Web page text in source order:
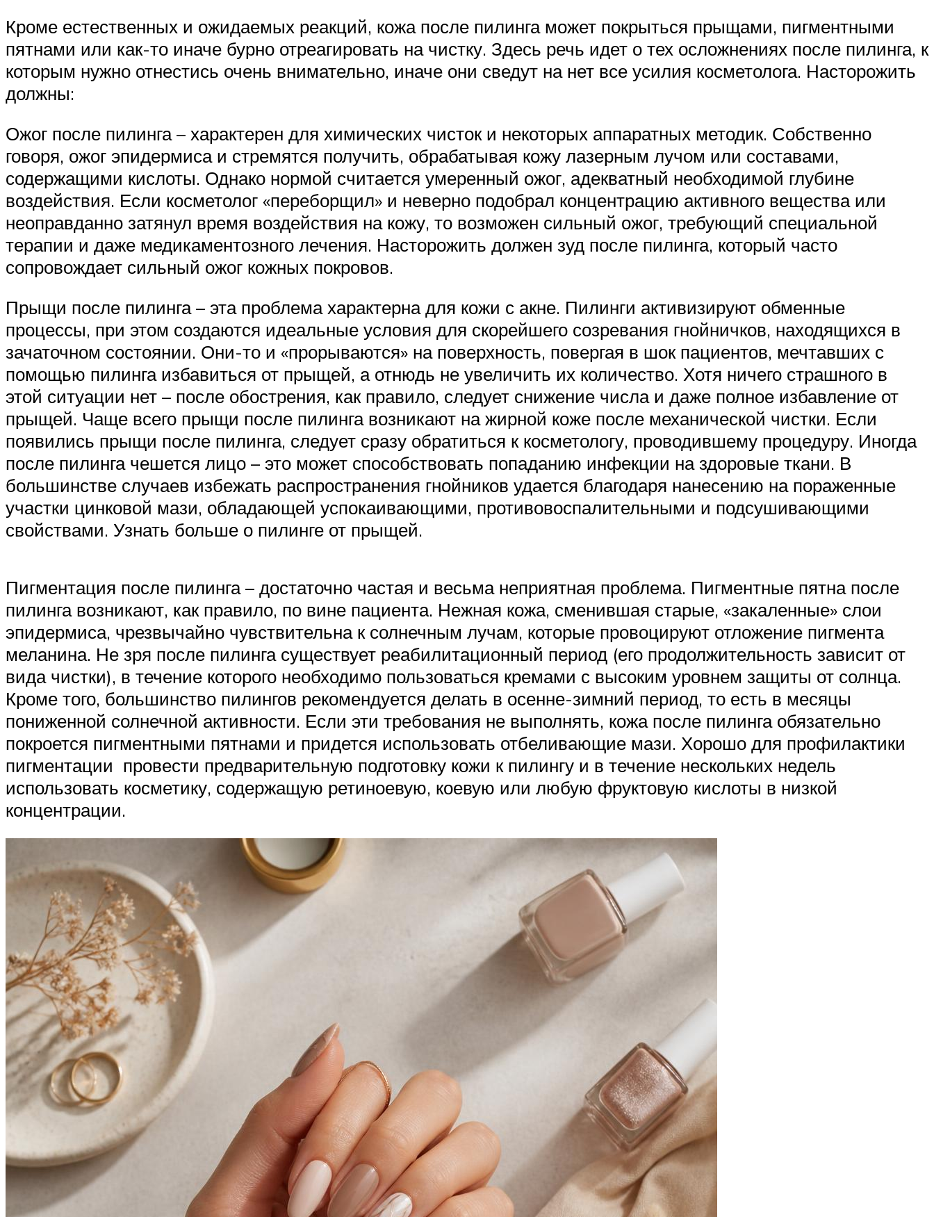
Кроме естественных и ожидаемых реакций, кожа после пилинга может покрыться прыщами, пигментными
пятнами или как-то иначе бурно отреагировать на чистку. Здесь речь идет о тех осложнениях после пилинга, к
которым нужно отнестись очень внимательно, иначе они сведут на нет все усилия косметолога. Насторожить
должны:
Ожог после пилинга – характерен для химических чисток и некоторых аппаратных методик. Собственно
говоря, ожог эпидермиса и стремятся получить, обрабатывая кожу лазерным лучом или составами,
содержащими кислоты. Однако нормой считается умеренный ожог, адекватный необходимой глубине
воздействия. Если косметолог «переборщил» и неверно подобрал концентрацию активного вещества или
неоправданно затянул время воздействия на кожу, то возможен сильный ожог, требующий специальной
терапии и даже медикаментозного лечения. Насторожить должен зуд после пилинга, который часто
сопровождает сильный ожог кожных покровов.
Прыщи после пилинга – эта проблема характерна для кожи с акне. Пилинги активизируют обменные
процессы, при этом создаются идеальные условия для скорейшего созревания гнойничков, находящихся в
зачаточном состоянии. Они-то и «прорываются» на поверхность, повергая в шок пациентов, мечтавших с
помощью пилинга избавиться от прыщей, а отнюдь не увеличить их количество. Хотя ничего страшного в
этой ситуации нет – после обострения, как правило, следует снижение числа и даже полное избавление от
прыщей. Чаще всего прыщи после пилинга возникают на жирной коже после механической чистки. Если
появились прыщи после пилинга, следует сразу обратиться к косметологу, проводившему процедуру. Иногда
после пилинга чешется лицо – это может способствовать попаданию инфекции на здоровые ткани. В
большинстве случаев избежать распространения гнойников удается благодаря нанесению на пораженные
участки цинковой мази, обладающей успокаивающими, противовоспалительными и подсушивающими
свойствами. Узнать больше о пилинге от прыщей.
Пигментация после пилинга – достаточно частая и весьма неприятная проблема. Пигментные пятна после
пилинга возникают, как правило, по вине пациента. Нежная кожа, сменившая старые, «закаленные» слои
эпидермиса, чрезвычайно чувствительна к солнечным лучам, которые провоцируют отложение пигмента
меланина. Не зря после пилинга существует реабилитационный период (его продолжительность зависит от
вида чистки), в течение которого необходимо пользоваться кремами с высоким уровнем защиты от солнца.
Кроме того, большинство пилингов рекомендуется делать в осенне-зимний период, то есть в месяцы
пониженной солнечной активности. Если эти требования не выполнять, кожа после пилинга обязательно
покроется пигментными пятнами и придется использовать отбеливающие мази. Хорошо для профилактики
пигментации провести предварительную подготовку кожи к пилингу и в течение нескольких недель
использовать косметику, содержащую ретиноевую, коевую или любую фруктовую кислоты в низкой
концентрации.